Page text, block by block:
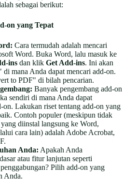
sebagai berikut:
on yang Tepat
Cara termudah adalah mencari
Word. Buka Word, lalu masuk ke
ins dan klik Get Add-ins. Ini akan
mana Anda dapat mencari add-on.
to PDF" di bilah pencarian.
Banyak pengembang add-on
sendiri di mana Anda dapat
on. Lakukan riset tentang add-on yang
Contoh populer (meskipun tidak
diinstal langsung ke Word,
cara lain) adalah Adobe Acrobat,
Anda: Apakah Anda
atau fitur lanjutan seperti
Pilih add-on yang
Anda.